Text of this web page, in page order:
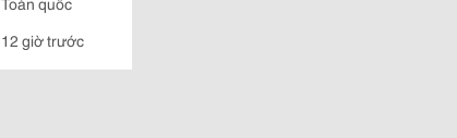
12 giờ trước